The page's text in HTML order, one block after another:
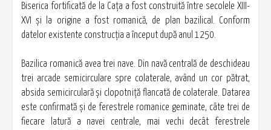
Biserica fortificată de la Cața a fost construită între secolele XIII-
XVI şi la origine a fost romanică, de plan bazilical. Conform
datelor existente construcția a început după anul 1250.
Bazilica romanică avea trei nave. Din navă centrală de deschideau
trei arcade semicirculare spre colaterale, având un cor pătrat,
absida semicirculară şi clopotniţă flancată de colaterale. Datarea
este confirmată şi de ferestrele romanice geminate, câte trei de
fiecare latură a navei centrale, mai vechi decât ferestrele